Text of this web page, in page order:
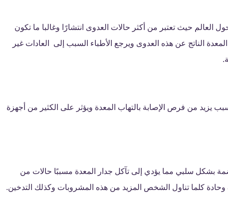
العالم حيث تعتبر من أكثر حالات العدوى انتشارًا وغالبا ما تكون
الناتج عن هذه العدوى ويرجع الأطباء السبب إلى العادات غير
يزيد من فرص الإصابة بالتهاب المعدة ويؤثر على الكثير من أجهزة
بشكل سلبي مما يؤدي إلى تآكل جدار المعدة مسببًا حالات من
وحادة كلما تناول الشخص المزيد من هذه المشروبات وكذلك التدخين.